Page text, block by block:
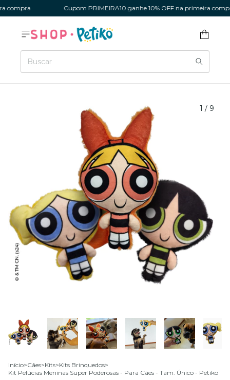
compra Cupom PRIMEIRA10 ganhe 10% OFF na primeira compra
1 / 9
Início>Cães>Kits>Kits Brinquedos>
Kit Pelúcias Meninas Super Poderosas - Para Cães - Tam. Único - Petiko